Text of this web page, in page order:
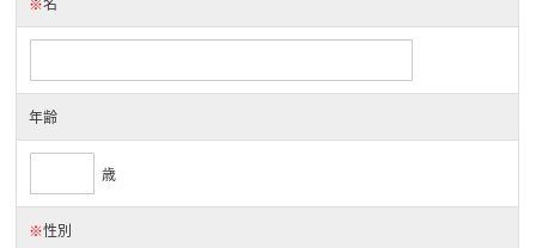
年齢
歳
※性別